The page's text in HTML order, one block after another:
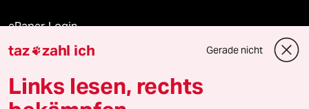
ePaper Login
Downloads für Abonnierende
taz zahl ich Gerade nicht
Links lesen, rechts